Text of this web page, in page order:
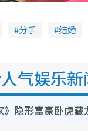
分手 结婚
气娱乐新